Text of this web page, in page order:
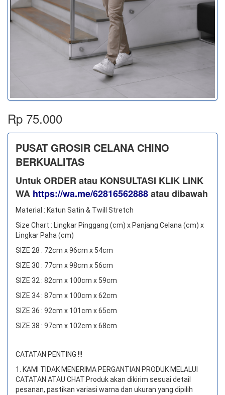
Rp 75.000
PUSAT GROSIR CELANA CHINO
BERKUALITAS
Untuk ORDER atau KONSULTASI KLIK LINK
WA https://wa.me/62816562888​ atau dibawah
Material : Katun Satin & Twill Stretch
Size Chart : Lingkar Pinggang (cm) x Panjang Celana (cm) x
Lingkar Paha (cm)
SIZE 28 : 72cm x 96cm x 54cm
SIZE 30 : 77cm x 98cm x 56cm
SIZE 32 : 82cm x 100cm x 59cm
SIZE 34 : 87cm x 100cm x 62cm
SIZE 36 : 92cm x 101cm x 65cm
SIZE 38 : 97cm x 102cm x 68cm
CATATAN PENTING !!!
1. KAMI TIDAK MENERIMA PERGANTIAN PRODUK MELALUI
CATATAN ATAU CHAT. Produk akan dikirim sesuai detail
pesanan, pastikan variasi warna dan ukuran yang dipilih